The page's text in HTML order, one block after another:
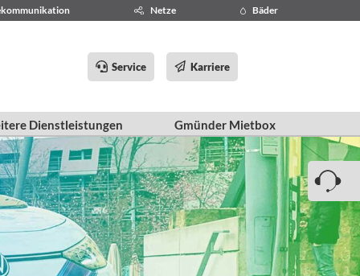
Netze Bäder
Service Karriere
Dienstleistungen Gmünder Mietbox